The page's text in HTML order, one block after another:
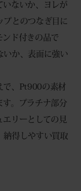
いないか、ヨレが
プとのつなぎ目に
ンド付きの品で
いか、表面に強い
で、Pt900の素材
す。プラチナ部分
リーとしての見
納得しやすい買取